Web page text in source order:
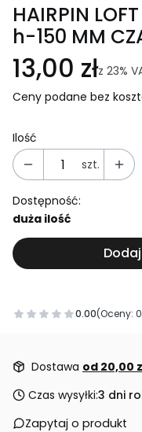
HAIRPIN
h-150 MM
13,00 złz 23%
Ceny podane bez
Ilość
szt.
Dostępność:
duża ilość
0.00(Oceny:
Przejdź do
Dostawa od 20,00
Czas wysyłki:3 dni
Zapytaj o produkt